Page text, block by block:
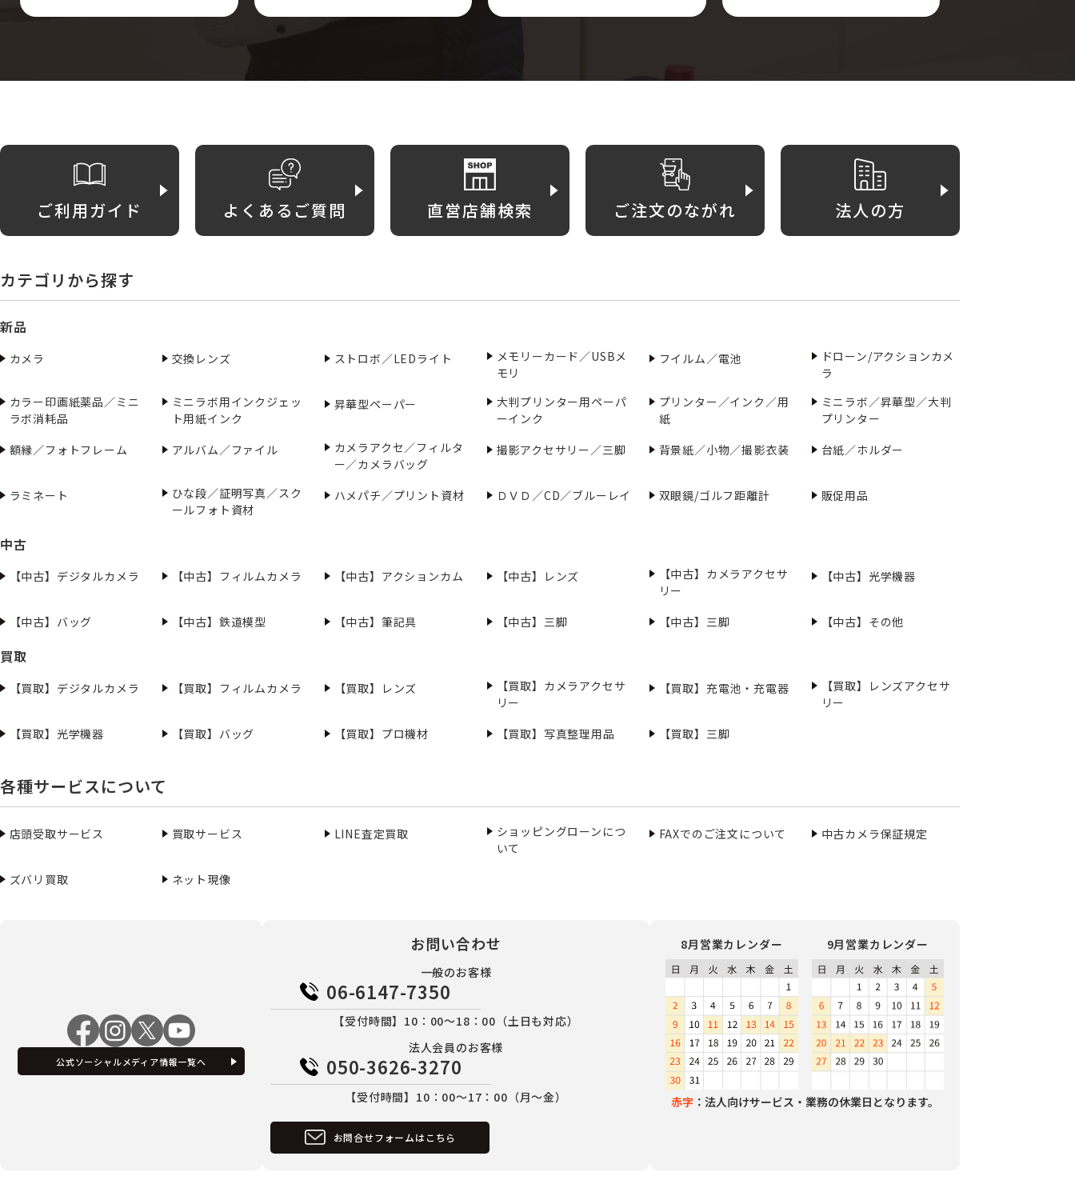
ご利用ガイド よくあるご質問 直営店舗検索 ご注文のながれ 法人の方
カテゴリから探す
新品
カメラ 交換レンズ ストロボ／LEDライト
メモリーカード／USBメ
モリ
フイルム／電池
ドローン/アクションカメ
ラ
カラー印画紙薬品／ミニ
ラボ消耗品
ミニラボ用インクジェッ
ト用紙インク
昇華型ペーパー
大判プリンター用ペーパ
ーインク
プリンター／インク／用
紙
ミニラボ／昇華型／大判
プリンター
額縁／フォトフレーム
アルバム／ファイル
カメラアクセ／フィルタ
ー／カメラバッグ
撮影アクセサリー／三脚 背景紙／小物／撮影衣装 台紙／ホルダー
ラミネート
ひな段／証明写真／スク
ールフォト資材
ハメパチ／プリント資材 ＤＶＤ／CD／ブルーレイ 双眼鏡/ゴルフ距離計 販促用品
中古
【中古】デジタルカメラ 【中古】フィルムカメラ 【中古】アクションカム 【中古】レンズ
【中古】カメラアクセサ
リー
【中古】光学機器
【中古】バッグ 【中古】鉄道模型 【中古】筆記具 【中古】三脚 【中古】三脚 【中古】その他
買取
【買取】デジタルカメラ 【買取】フィルムカメラ 【買取】レンズ
【買取】カメラアクセサ
リー
【買取】充電池・充電器
【買取】レンズアクセサ
リー
【買取】光学機器
【買取】バッグ 【買取】プロ機材 【買取】写真整理用品 【買取】三脚
各種サービスについて
店頭受取サービス 買取サービス LINE査定買取
ショッピングローンにつ
いて
FAXでのご注文について 中古カメラ保証規定
ズバリ買取 ネット現像
公式ソーシャルメディア情報一覧へ
お問い合わせ
一般のお客様
06-6147-7350
【受付時間】10：00～18：00（土日も対応）
法人会員のお客様
050-3626-3270
【受付時間】10：00～17：00（月～金）
お問合せフォームはこちら
8月営業カレンダー 9月営業カレンダー
赤字 ：法人向けサービス・業務の休業日となります。